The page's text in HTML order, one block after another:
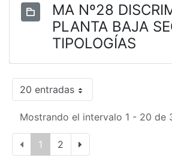
MA Nº28
PLANTA BAJA
TIPOLOGÍAS
20 entradas
Mostrando el intervalo 1 - 20 de
1 2